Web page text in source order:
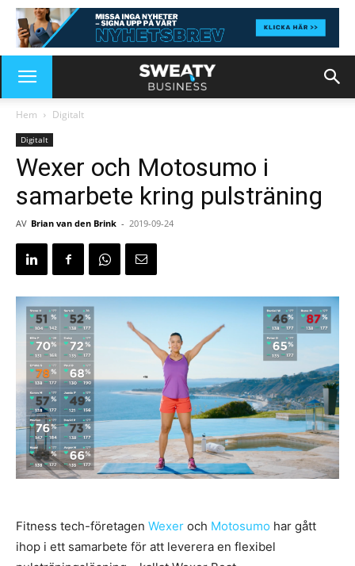
Hem Digitalt
Digitalt
Wexer och Motosumo i
samarbete kring pulsträning
AV Brian van den Brink - 2019-09-24
Fitness tech-företagen Wexer och Motosumo har gått
ihop i ett samarbete för att leverera en flexibel